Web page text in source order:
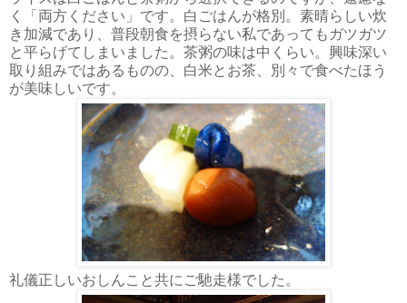
く「両方ください」です。白ごはんが格別。素晴らしい炊
き加減であり、普段朝食を摂らない私であってもガツガツ
と平らげてしまいました。茶粥の味は中くらい。興味深い
取り組みではあるものの、白米とお茶、別々で食べたほう
が美味しいです。
礼儀正しいおしんこと共にご馳走様でした。